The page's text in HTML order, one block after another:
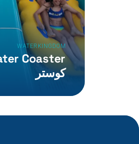
WATERKINGDOM
كوستر